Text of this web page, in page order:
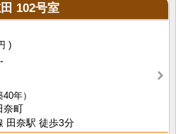
102号室
-
40年）
町
田奈駅 徒歩3分